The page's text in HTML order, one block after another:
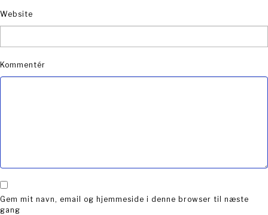
Website
Kommentér
Gem mit navn, email og hjemmeside i denne browser til næste
gang